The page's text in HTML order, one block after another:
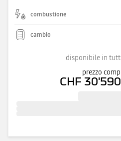
combustione
cambio
disponibile in
prezzo
CHF 30'590